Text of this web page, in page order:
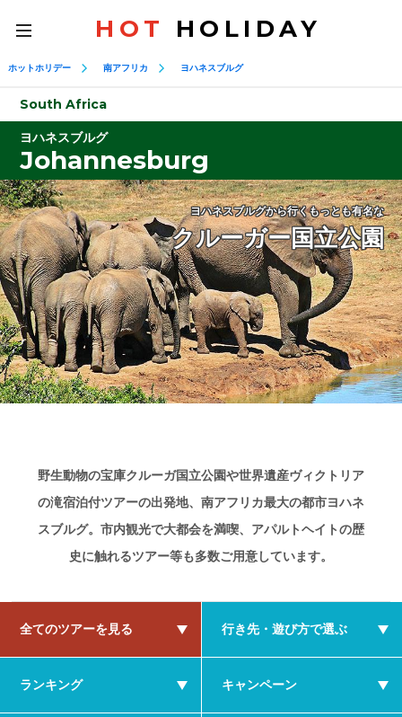
toggle
navigation
HOT HOLIDAY
ホットホリデー 南アフリカ ヨハネスブルグ
South Africa
ヨハネスブルグ
Johannesburg
ヨハネスブルグから行くもっとも有名な
クルーガー国立公園
野生動物の宝庫クルーガ国立公園や世界遺産ヴィクトリア
の滝宿泊付ツアーの出発地、南アフリカ最大の都市ヨハネ
スブルグ。市内観光で大都会を満喫、アパルトヘイトの歴
史に触れるツアー等も多数ご用意しています。
全てのツアーを見る 行き先・遊び方で選ぶ
ランキング キャンペーン